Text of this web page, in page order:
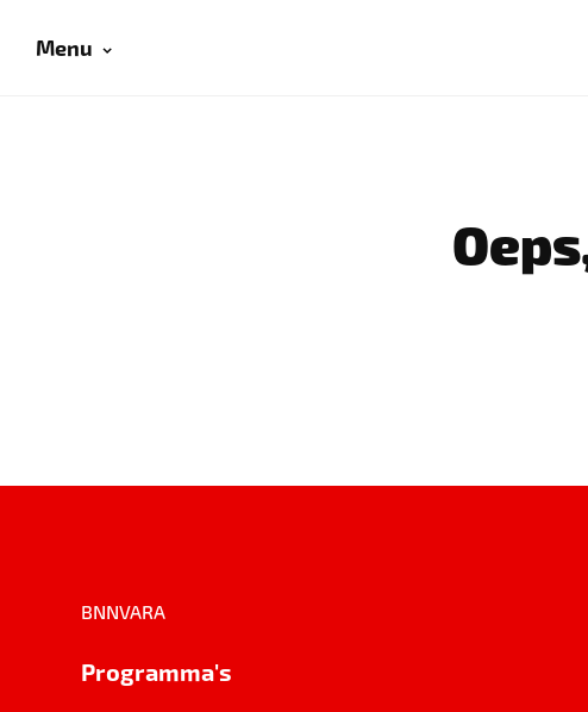
Menu
BNNVARA
Programma's